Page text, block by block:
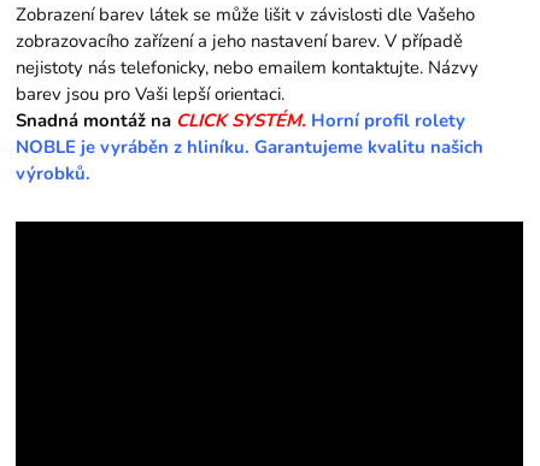
Zobrazení barev látek se může lišit v závislosti dle Vašeho
zobrazovacího zařízení a jeho nastavení barev. V případě
nejistoty nás telefonicky, nebo emailem kontaktujte. Názvy
barev jsou pro Vaši lepší orientaci.
Snadná montáž na CLICK SYSTÉM. Horní profil rolety
NOBLE je vyráběn z hliníku. Garantujeme kvalitu našich
výrobků.